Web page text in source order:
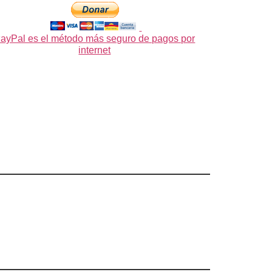
es el método más seguro de pagos por
internet